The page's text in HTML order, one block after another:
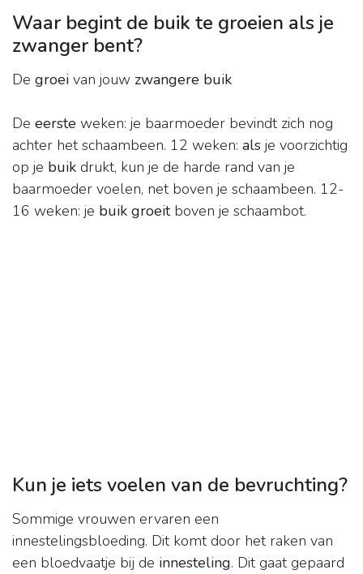
Waar begint de buik te groeien als je
zwanger bent?
De groei van jouw zwangere buik
De eerste weken: je baarmoeder bevindt zich nog
achter het schaambeen. 12 weken: als je voorzichtig
op je buik drukt, kun je de harde rand van je
baarmoeder voelen, net boven je schaambeen. 12-
16 weken: je buik groeitboven je schaambot.
Kun je iets voelen van de bevruchting?
Sommige vrouwen ervaren een
innestelingsbloeding. Dit komt door het raken van
een bloedvaatje bij de innesteling. Dit gaat gepaard